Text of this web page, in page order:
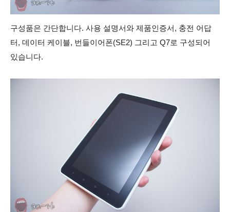
구성품은 간단합니다. 사용 설명서와 제품인증서, 충전 어답
터, 데이터 케이블, 번들이어폰(SE2) 그리고 Q7로 구성되어
있습니다.